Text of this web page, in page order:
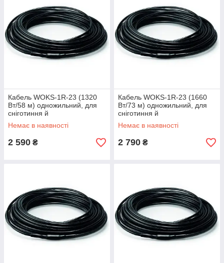
Кабель WOKS-1R-23 (1320
Вт/58 м) одножильний, для
сніготиння й
антиобледеніння,
нагрівальний Вокс
Немає в наявності
2 590 ₴
Кабель WOKS-1R-23 (1660
Вт/73 м) одножильний, для
сніготиння й
антиобледеніння,
нагрівальний Вокс
Немає в наявності
2 790 ₴